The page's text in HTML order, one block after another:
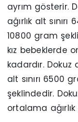
ayrım gösterir.
ağırlık alt sınırı
10800 gram
kız bebeklerde
kadardır. Dokuz
alt sınırı 6500
şeklindedir.
ortalama